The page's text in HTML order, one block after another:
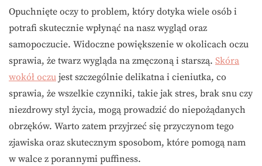
Opuchnięte oczy to problem, który dotyka wiele osób i
potrafi skutecznie wpłynąć na nasz wygląd oraz
samopoczucie. Widoczne powiększenie w okolicach oczu
sprawia, że twarz wygląda na zmęczoną i starszą. Skóra
wokół oczu jest szczególnie delikatna i cieniutka, co
sprawia, że wszelkie czynniki, takie jak stres, brak snu czy
niezdrowy styl życia, mogą prowadzić do niepożądanych
obrzęków. Warto zatem przyjrzeć się przyczynom tego
zjawiska oraz skutecznym sposobom, które pomogą nam
w walce z porannymi puffiness.